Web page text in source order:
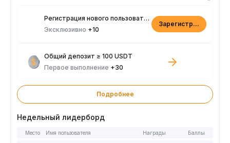
Регистрация нового пользователя
Эксклюзивно +10
Зарегистрироваться
Общий депозит ≥ 100 USDT
Первое выполнение +30
Подробнее
Недельный лидерборд
Место Имя пользователя Награды Баллы